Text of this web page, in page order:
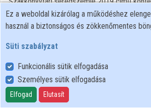
március 12-én.
Felhasználói szabályzat
Adatkezelési tájékoztató
Süti szabályzat
Ez a weboldal kizárólag a működéshez
használ a biztonságos és zökkenőmentes
Süti szabályzat
Funkcionális sütik elfogadása
Személyes sütik elfogadása
Elfogad Elutasít